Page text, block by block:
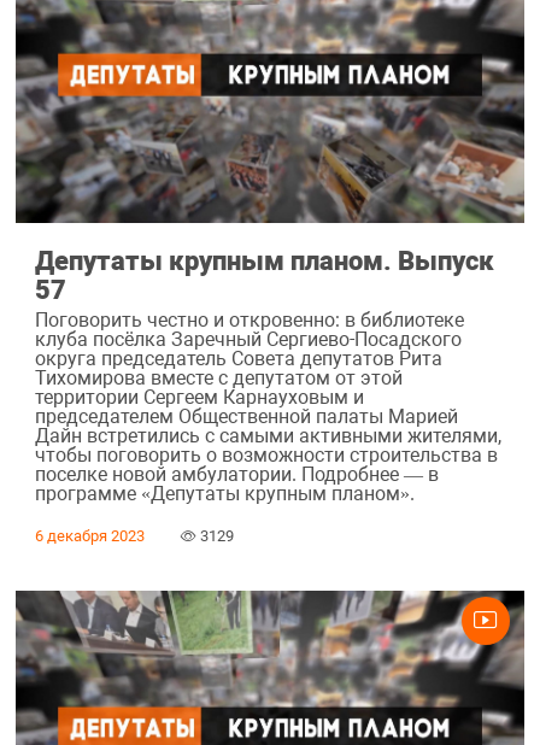
Депутаты крупным планом. Выпуск
57
Поговорить честно и откровенно: в библиотеке
клуба посёлка Заречный Сергиево-Посадского
округа председатель Совета депутатов Рита
Тихомирова вместе с депутатом от этой
территории Сергеем Карнауховым и
председателем Общественной палаты Марией
Дайн встретились с самыми активными жителями,
чтобы поговорить о возможности строительства в
поселке новой амбулатории. Подробнее — в
программе «Депутаты крупным планом».
6 декабря 2023 3129